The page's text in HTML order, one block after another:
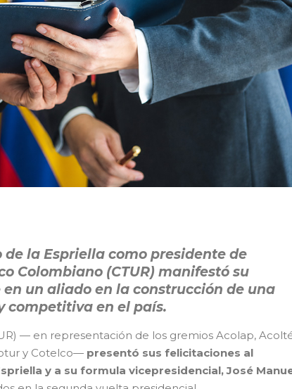
la Espriella como presidente de
Colombiano (CTUR) manifestó su
un aliado en la construcción de una
competitiva en el país.
— en representación de los gremios Acolap,
y Cotelco— presentó sus felicitaciones al
y a su formula vicepresidencial, José